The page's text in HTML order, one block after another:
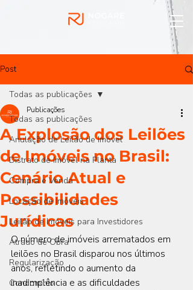
Post
Todas as publicações
Anulação de Leilão de Imóvel
Distrato de Imóvel na Planta
Compra e Venda
Locação de Imóveis
Leilão de Imóveis para Investidores
Atrado de Obra
Regularização
Condomínio
Todas as publicações
A Explosão dos Leilões
de Imóveis no Brasil:
Cenário Atual e
Possibilidades
Jurídicas
Publicações
O número de imóveis arrematados em
leilões no Brasil disparou nos últimos
anos, refletindo o aumento da
inadimplência e as dificuldades